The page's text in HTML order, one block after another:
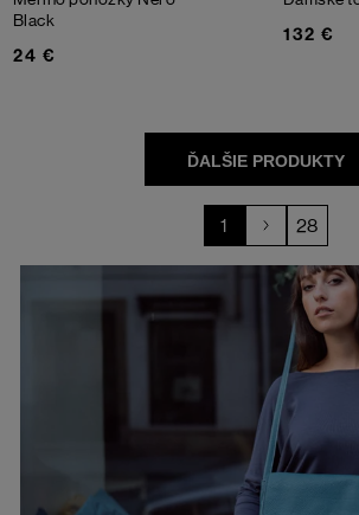
Black
24 €
132 €
1 28